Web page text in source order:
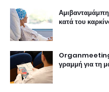
κατά του
γραμμή για τη